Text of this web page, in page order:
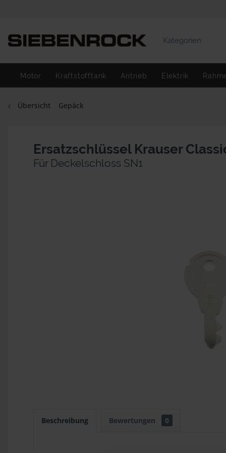
Kategorien
Motor Kraftstofftank Antrieb Elektrik
Übersicht Gepäck
Ersatzschlüssel Krauser
Für Deckelschloss SN1
Beschreibung Bewertungen 0